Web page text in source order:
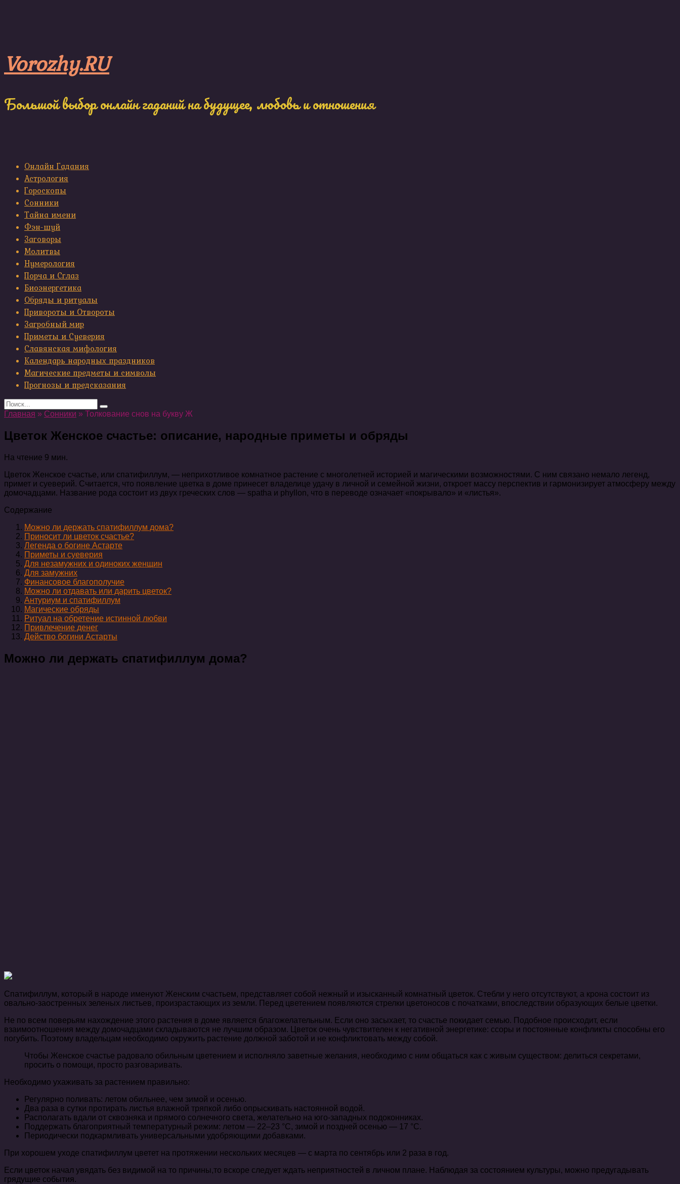
Vorozhy.RU
Большой выбор онлайн гаданий на будущее, любовь и отношения
Онлайн Гадания
Астрология
Гороскопы
Сонники
Тайна имени
Фэн-шуй
Заговоры
Молитвы
Нумерология
Порча и Сглаз
Биоэнергетика
Обряды и ритуалы
Привороты и Отвороты
Загробный мир
Приметы и Суеверия
Славянская мифология
Календарь народных праздников
Магические предметы и символы
Прогнозы и предсказания
Search
for:
Главная » Сонники » Толкование снов на букву Ж
Цветок Женское счастье: описание, народные приметы и обряды
На чтение 9 мин.
Цветок Женское счастье, или спатифиллум, — неприхотливое комнатное растение с многолетней историей и магическими возможностями. С ним связано немало легенд,
примет и суеверий. Считается, что появление цветка в доме принесет владелице удачу в личной и семейной жизни, откроет массу перспектив и гармонизирует атмосферу между
домочадцами. Название рода состоит из двух греческих слов — spatha и phyllon, что в переводе означает «покрывало» и «листья».
Содержание
Можно ли держать спатифиллум дома?
Приносит ли цветок счастье?
Легенда о богине Астарте
Приметы и суеверия
Для незамужних и одиноких женщин
Для замужних
Финансовое благополучие
Можно ли отдавать или дарить цветок?
Антуриум и спатифиллум
Магические обряды
Ритуал на обретение истинной любви
Привлечение денег
Действо богини Астарты
Можно ли держать спатифиллум дома?
Спатифиллум, который в народе именуют Женским счастьем, представляет собой нежный и изысканный комнатный цветок. Стебли у него отсутствуют, а крона состоит из
овально-заостренных зеленых листьев, произрастающих из земли. Перед цветением появляются стрелки цветоносов с початками, впоследствии образующих белые цветки.
Не по всем поверьям нахождение этого растения в доме является благожелательным. Если оно засыхает, то счастье покидает семью. Подобное происходит, если
взаимоотношения между домочадцами складываются не лучшим образом. Цветок очень чувствителен к негативной энергетике: ссоры и постоянные конфликты способны его
погубить. Поэтому владельцам необходимо окружить растение должной заботой и не конфликтовать между собой.
Чтобы Женское счастье радовало обильным цветением и исполняло заветные желания, необходимо с ним общаться как с живым существом: делиться секретами,
просить о помощи, просто разговаривать.
Необходимо ухаживать за растением правильно:
Регулярно поливать: летом обильнее, чем зимой и осенью.
Два раза в сутки протирать листья влажной тряпкой либо опрыскивать настоянной водой.
Располагать вдали от сквозняка и прямого солнечного света, желательно на юго-западных подоконниках.
Поддержать благоприятный температурный режим: летом — 22–23 °С, зимой и поздней осенью — 17 °C.
Периодически подкармливать универсальными удобряющими добавками.
При хорошем уходе спатифиллум цветет на протяжении нескольких месяцев — с марта по сентябрь или 2 раза в год.
Если цветок начал увядать без видимой на то причины,то вскоре следует ждать неприятностей в личном плане. Наблюдая за состоянием культуры, можно предугадывать
грядущие события.